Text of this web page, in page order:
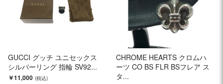
GUCCI グッチ ユニセックス
シルバーリング 指輪 SV92...
￥11,000
CHROME HEARTS クロムハ
ーツ CO BS FLR BSフレア ス
タ...